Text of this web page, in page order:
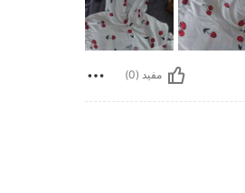
مفيد (0)